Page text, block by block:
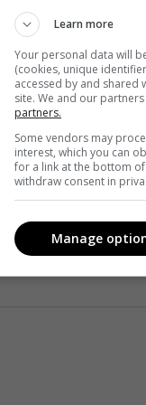
ТСН» можна
новий проект
ТСН
Learn more
Your personal data will
(cookies, unique
accessed by and shared
site. We and our
partners.
Some vendors may
interest, which you can
for a link at the bottom
withdraw consent in
Manage